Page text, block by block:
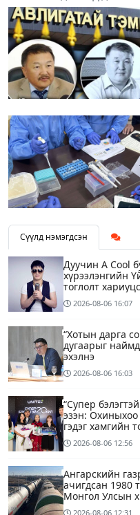
Сүүлд нэмэгдсэн
Дуучин A Cool
хүрээлэнгийн
тоглолт
2026-08-06 16:07
“Хотын дарга
дугаарыг
эхэлнэ
2026-08-06 16:03
“Супер
эзэн:
гэдэг хамгийн
2026-08-06 12:56
Ангарскийн
ачигдсан 1980
Монгол Улсын
2026-08-06 12:31